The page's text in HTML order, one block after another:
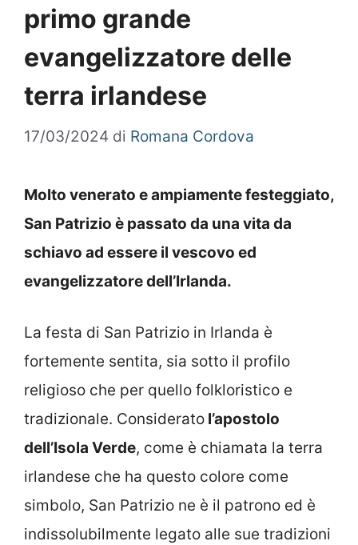
primo grande
evangelizzatore delle
terra irlandese
17/03/2024 di Romana Cordova
Molto venerato e ampiamente festeggiato,
San Patrizio è passato da una vita da
schiavo ad essere il vescovo ed
evangelizzatore dell’Irlanda.
La festa di San Patrizio in Irlanda è
fortemente sentita, sia sotto il profilo
religioso che per quello folkloristico e
tradizionale. Considerato l’apostolo
dell’Isola Verde, come è chiamata la terra
irlandese che ha questo colore come
simbolo, San Patrizio ne è il patrono ed è
indissolubilmente legato alle sue tradizioni